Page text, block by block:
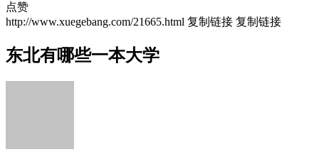
点赞
http://www.xuegebang.com/21665.html 复制链接 复制链接
东北有哪些一本大学